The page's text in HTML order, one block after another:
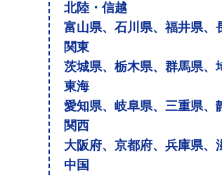
北陸・信越
富山県、石川県、福井県、
関東
茨城県、栃木県、群馬県、
東海
愛知県、岐阜県、三重県、
関西
大阪府、京都府、兵庫県、
中国